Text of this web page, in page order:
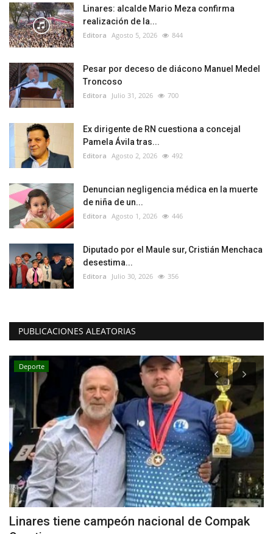
Linares: alcalde Mario Meza confirma
realización de la...
Editora Agosto 5, 2026 844
Pesar por deceso de diácono Manuel Medel
Troncoso
Editora Julio 31, 2026 700
Ex dirigente de RN cuestiona a concejal
Pamela Ávila tras...
Editora Agosto 2, 2026 492
Denuncian negligencia médica en la muerte
de niña de un...
Editora Agosto 1, 2026 446
Diputado por el Maule sur, Cristián Menchaca
desestima...
Editora Julio 30, 2026 356
PUBLICACIONES ALEATORIAS
Deporte
Linares tiene campeón nacional de Compak